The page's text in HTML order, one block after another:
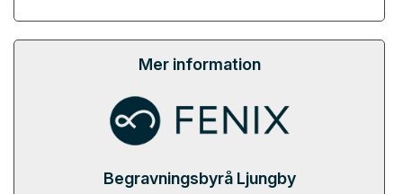
Mer information
Begravningsbyrå Ljungby